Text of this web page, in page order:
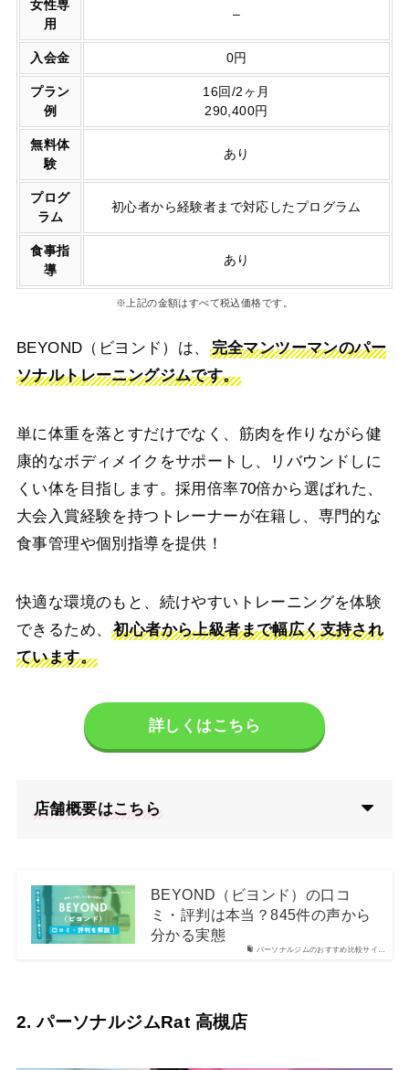
女性専
用
–
入会金 0円
プラン
例
16回/2ヶ月
290,400円
無料体
験
あり
プログ
ラム
初心者から経験者まで対応したプログラム
食事指
導
あり
※上記の金額はすべて税込価格です。
BEYOND（ビヨンド）は、
完全マンツーマンのパー
ソナルトレーニングジムです。
単に体重を落とすだけでなく、筋肉を作りながら健
康的なボディメイクをサポートし、リバウンドしに
くい体を目指します。採用倍率70倍から選ばれた、
大会入賞経験を持つトレーナーが在籍し、専門的な
食事管理や個別指導を提供！
快適な環境のもと、続けやすいトレーニングを体験
できるため、初心者から上級者まで幅広く支持され
ています。
詳しくはこちら
店舗概要はこちら
パーソナルジムのおすすめ比較サイ…
BEYOND（ビヨンド）の口コ
ミ・評判は本当？845件の声から
分かる実態
2. パーソナルジムRat 高槻店